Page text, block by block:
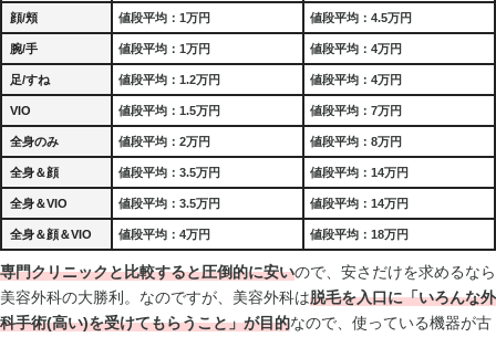
顔/頬 値段平均：1万円 値段平均：4.5万円
腕/手 値段平均：1万円 値段平均：4万円
足/すね 値段平均：1.2万円 値段平均：4万円
VIO 値段平均：1.5万円 値段平均：7万円
全身のみ 値段平均：2万円 値段平均：8万円
全身＆顔 値段平均：3.5万円 値段平均：14万円
全身＆VIO 値段平均：3.5万円 値段平均：14万円
全身＆顔＆VIO 値段平均：4万円 値段平均：18万円
専門クリニックと比較すると圧倒的に安いので、安さだけを求めるなら
美容外科の大勝利。なのですが、美容外科は脱毛を入口に「いろんな外
科手術(高い)を受けてもらうこと」が目的なので、使っている機器が古